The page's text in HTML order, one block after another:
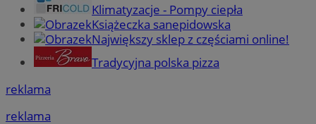
Klimatyzacje - Pompy ciepła
Książeczka sanepidowska
Największy sklep z częściami online!
Tradycyjna polska pizza
reklama
reklama